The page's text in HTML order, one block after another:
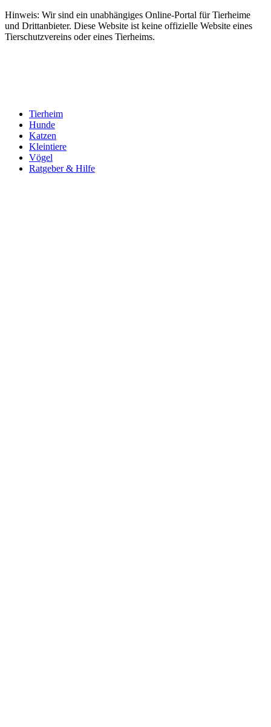
Hinweis: Wir sind ein unabhängiges Online-Portal für Tierheime
und Drittanbieter. Diese Website ist keine offizielle Website eines
Tierschutzvereins oder eines Tierheims.
Tierheim
Hunde
Katzen
Kleintiere
Vögel
Ratgeber & Hilfe